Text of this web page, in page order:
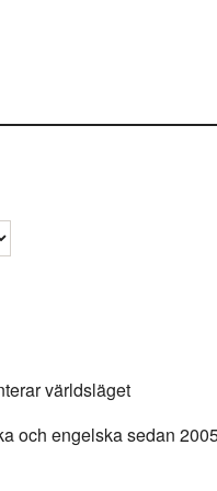
världsläget
och engelska sedan